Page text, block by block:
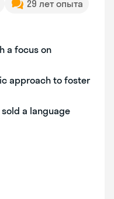
29 лет опыта
a focus on
approach to foster
a language